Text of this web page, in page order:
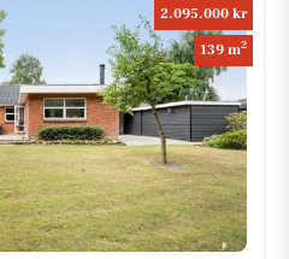
2.095.000 kr
139 m2